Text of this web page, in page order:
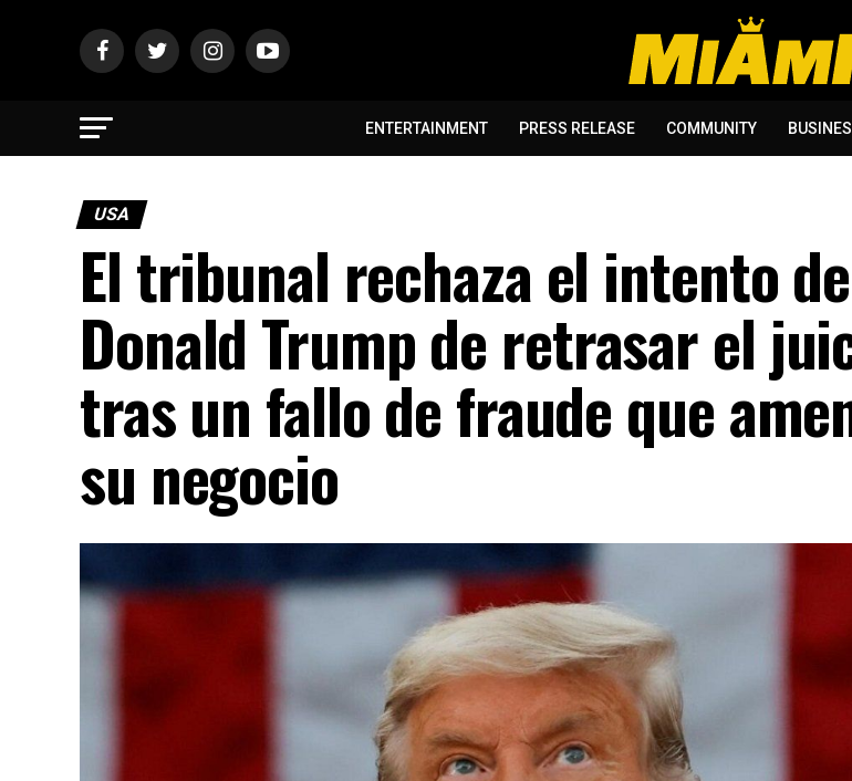
ENTERTAINMENT PRESS RELEASE COMMUNITY
USA
El tribunal rechaza el intento de
Donald Trump de retrasar el
tras un fallo de fraude que
su negocio